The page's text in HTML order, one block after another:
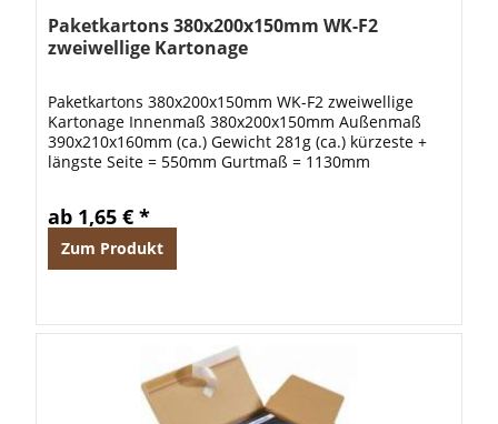
Paketkartons 380x200x150mm WK-F2
zweiwellige Kartonage
Paketkartons 380x200x150mm WK-F2 zweiwellige
Kartonage Innenmaß 380x200x150mm Außenmaß
390x210x160mm (ca.) Gewicht 281g (ca.) kürzeste +
längste Seite = 550mm Gurtmaß = 1130mm
ab 1,65 € *
Zum Produkt